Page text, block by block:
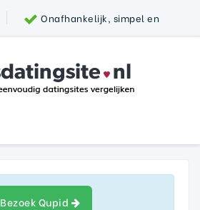
Onafhankelijk, simpel en
Top datingsite
Parship
Bezoek Qupid